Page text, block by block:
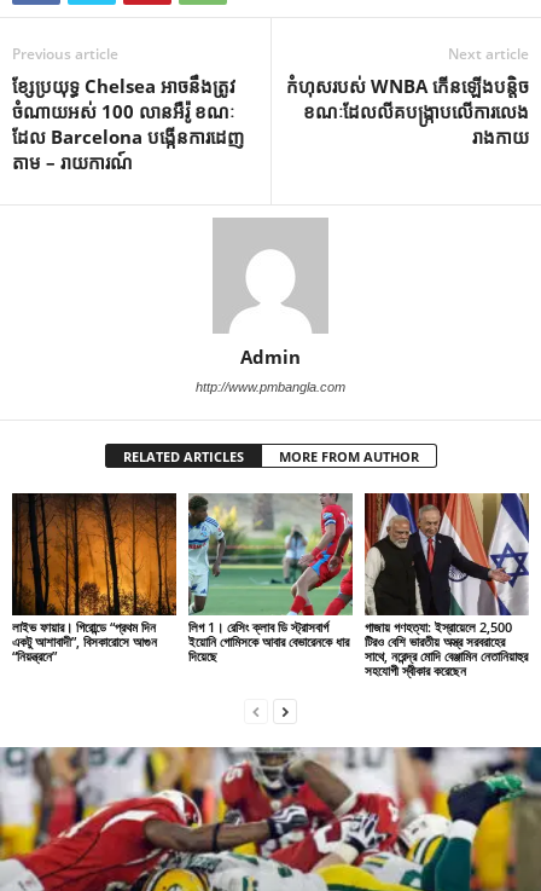
Previous article
ខ្សែ​ប្រយុទ្ធ Chelsea អាច​នឹង​ត្រូវ​
ចំណាយ​អស់ 100 លាន​អឺរ៉ូ ខណៈ​
ដែល Barcelona បង្កើន​ការ​ដេញ​
តាម – រាយការណ៍
Next article
កំហុសរបស់ WNBA កើនឡើងបន្តិច
ខណៈដែលលីគបង្ក្រាបលើការលេង
រាងកាយ
Admin
http://www.pmbangla.com
RELATED ARTICLES MORE FROM AUTHOR
লাইভ ফায়ার। গিরোন্ডে “প্রথম দিন
একটু আশাবাদী”, বিসকারোসে আগুন
“নিয়ন্ত্রনে”
লিগ 1। রেসিং ক্লাব ডি স্ট্রাসবার্গ
ইয়োনি গোমিসকে আবার বেভারেনকে ধার
দিয়েছে
গাজায় গণহত্যা: ইস্রায়েলে 2,500
টিরও বেশি ভারতীয় অস্ত্র সরবরাহের
সাথে, নরেন্দ্র মোদি বেঞ্জামিন নেতানিয়াহুর
সহযোগী স্বীকার করেছেন